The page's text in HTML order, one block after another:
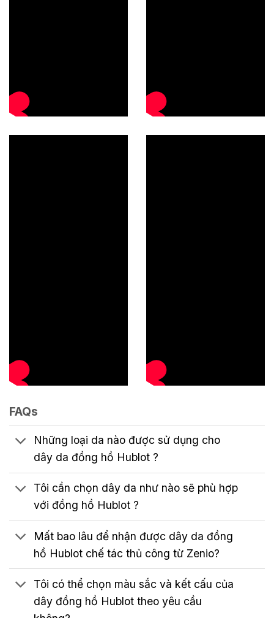
FAQs
Những loại da nào được sử dụng cho
dây da đồng hồ Hublot ?
Tôi cần chọn dây da như nào sẽ phù hợp
với đồng hồ Hublot ?
Mất bao lâu để nhận được dây da đồng
hồ Hublot chế tác thủ công từ Zenio?
Tôi có thể chọn màu sắc và kết cấu của
dây đồng hồ Hublot theo yêu cầu